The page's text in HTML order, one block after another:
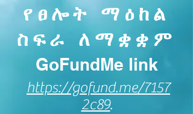
የፀሎት ማዕከል
ስፍራ ለማቋቋም
https://gofund.me/7157
2c89.
GoFundMe link